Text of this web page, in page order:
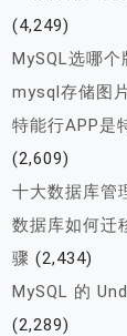
(4,249)
MySQL选哪个
mysql存储图
特能行APP是
(2,609)
十大数据库管
数据库如何迁
骤 (2,434)
MySQL 的
(2,289)